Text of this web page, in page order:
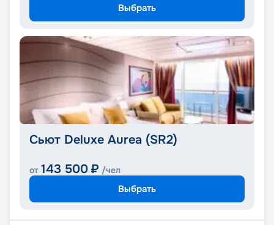
Выбрать
Сьют Deluxe Aurea (SR2)
от 143 500 ₽ /чел
Выбрать